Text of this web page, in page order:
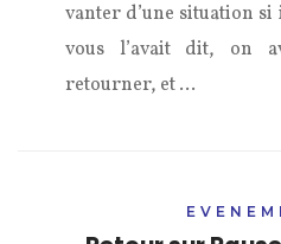
vanter d’une situation
vous l’avait dit, on
retourner, et …